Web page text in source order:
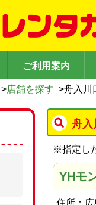
ご利用案内
>店舗を探す >舟入川
舟入
※指定し
YHモ
住所：